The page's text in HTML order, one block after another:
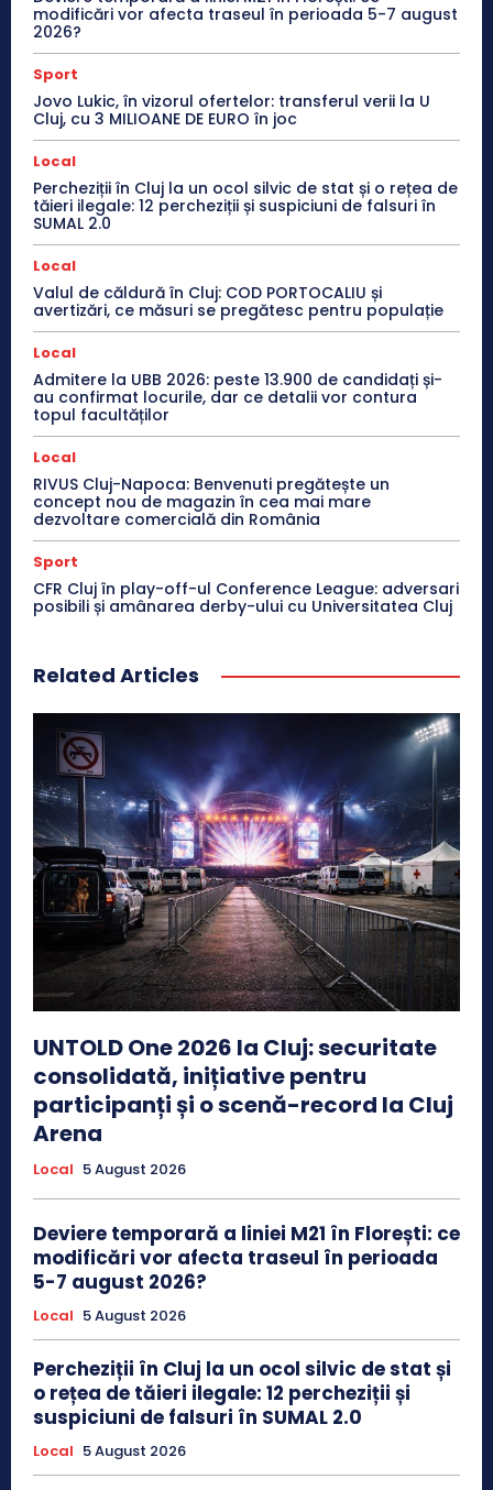
modificări vor afecta traseul în perioada 5-7 august
2026?
Sport
Jovo Lukic, în vizorul ofertelor: transferul verii la U
Cluj, cu 3 MILIOANE DE EURO în joc
Local
Percheziții în Cluj la un ocol silvic de stat și o rețea de
tăieri ilegale: 12 percheziții și suspiciuni de falsuri în
SUMAL 2.0
Local
Valul de căldură în Cluj: COD PORTOCALIU și
avertizări, ce măsuri se pregătesc pentru populație
Local
Admitere la UBB 2026: peste 13.900 de candidați și-
au confirmat locurile, dar ce detalii vor contura
topul facultăților
Local
RIVUS Cluj-Napoca: Benvenuti pregătește un
concept nou de magazin în cea mai mare
dezvoltare comercială din România
Sport
CFR Cluj în play-off-ul Conference League: adversari
posibili și amânarea derby-ului cu Universitatea Cluj
Related Articles
UNTOLD One 2026 la Cluj: securitate
consolidată, inițiative pentru
participanți și o scenă-record la Cluj
Arena
Local 5 August 2026
Deviere temporară a liniei M21 în Florești: ce
modificări vor afecta traseul în perioada
5-7 august 2026?
Local 5 August 2026
Percheziții în Cluj la un ocol silvic de stat și
o rețea de tăieri ilegale: 12 percheziții și
suspiciuni de falsuri în SUMAL 2.0
Local 5 August 2026